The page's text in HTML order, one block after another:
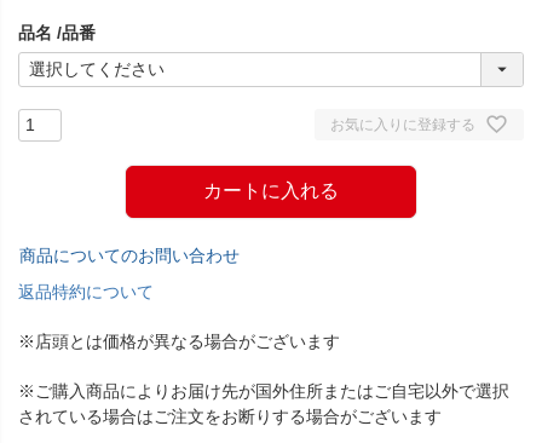
)
品名 品番
お気に入りに登録する
カートに入れる
商品についてのお問い合わせ
返品特約について
※店頭とは価格が異なる場合がございます
※ご購入商品によりお届け先が国外住所またはご自宅以外で選択
されている場合はご注文をお断りする場合がございます